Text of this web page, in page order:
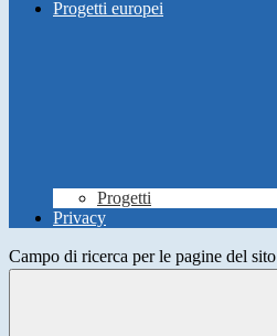
Progetti europei
Progetti
Privacy
Campo di ricerca per le pagine del sito